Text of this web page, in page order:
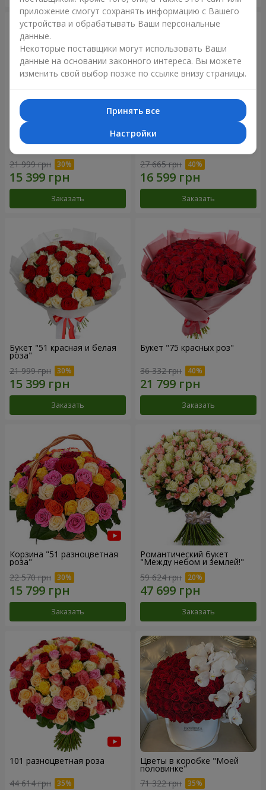
Букет "Нежный оттенок"
21 999 грн
Заказать
Цветы в коробке “Кадриль”
27 665 грн
Заказать
Букет "51 красная и белая
роза"
21 999 грн
Заказать
Букет "75 красных роз"
36 332 грн
Заказать
Корзина "51 разноцветная
роза"
22 570 грн
Заказать
Романтический букет
"Между небом и землей!"
59 624 грн
Заказать
101 разноцветная роза
44 614 грн
Цветы в коробке "Моей
половинке"
71 322 грн
приложение смогут сохранять информацию с Вашего
устройства и обрабатывать Ваши персональные
данные.
Некоторые поставщики могут использовать Ваши
данные на основании законного интереса. Вы можете
изменить свой выбор позже по ссылке внизу страницы.
Принять все
Настройки